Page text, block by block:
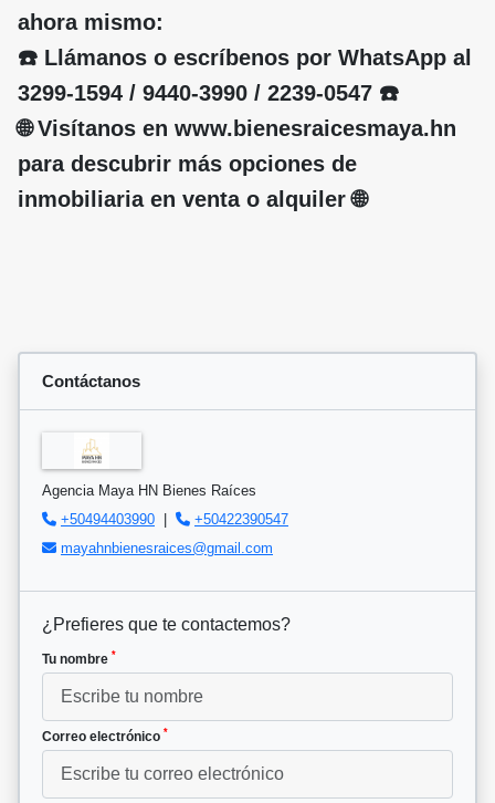
ahora mismo:
☎️ Llámanos o escríbenos por WhatsApp al
3299-1594 / 9440-3990 / 2239-0547 ☎️
🌐 Visítanos en www.bienesraicesmaya.hn
para descubrir más opciones de
inmobiliaria en venta o alquiler 🌐
Contáctanos
Agencia Maya HN Bienes Raíces
+50494403990 |
+50422390547
mayahnbienesraices@gmail.com
¿Prefieres que te contactemos?
Tu nombre *
Correo electrónico *